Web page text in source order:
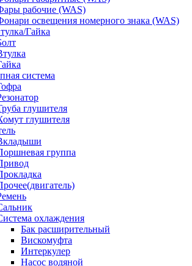
рабочие (WAS)
освещения номерного знака (WAS)
Гайка
система
глушителя
глушителя
группа
охлаждения
Бак расширительный
Вискомуфта
Интеркулер
Насос водяной